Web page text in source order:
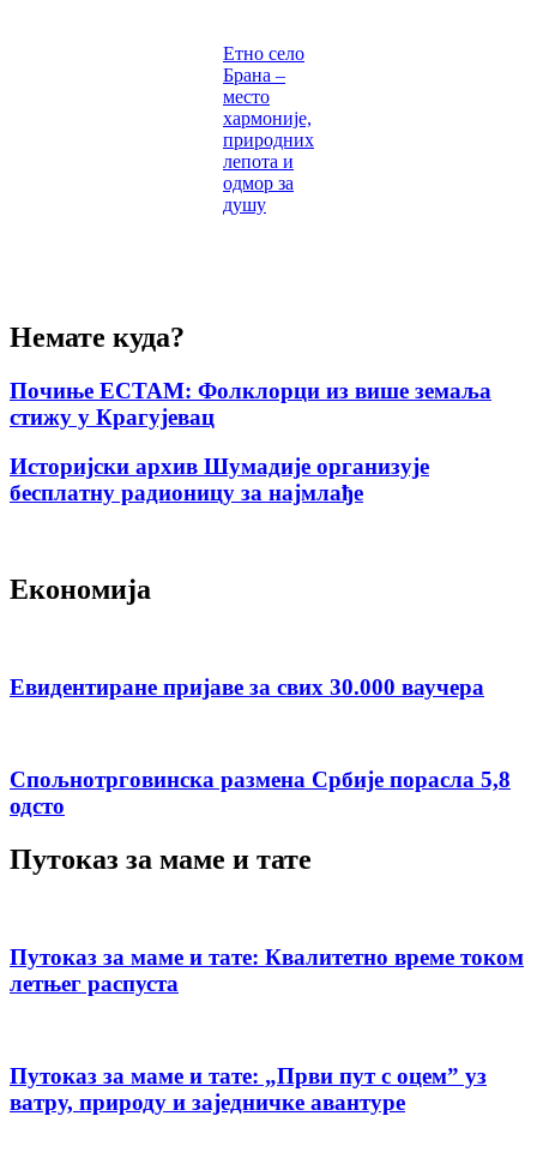
Етно село
Брана –
место
хармоније,
природних
лепота и
одмор за
душу
Немате куда?
Почиње ЕСТАМ: Фолклорци из више земаља
стижу у Крагујевац
Историјски архив Шумадије организује
бесплатну радионицу за најмлађе
Економија
Евидентиране пријаве за свих 30.000 ваучера
Спољнотрговинска размена Србије порасла 5,8
одсто
Путоказ за маме и тате
Путоказ за маме и тате: Квалитетно време током
летњег распуста
Путоказ за маме и тате: „Први пут с оцемˮ уз
ватру, природу и заједничке авантуре